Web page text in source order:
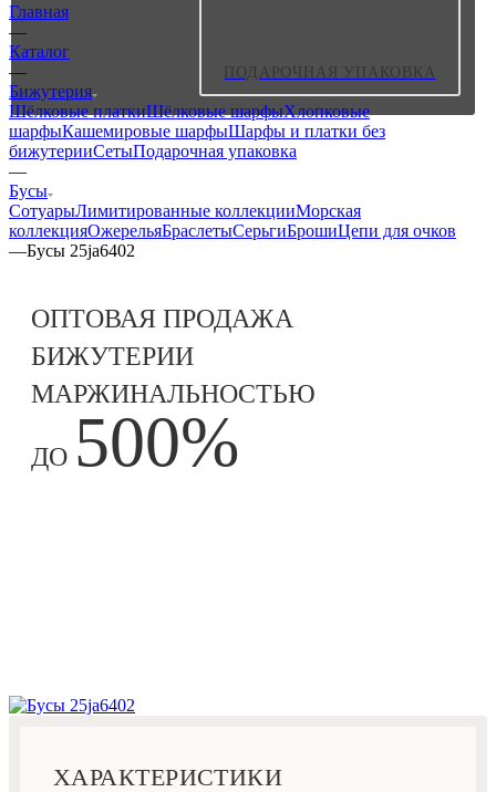
ПОДАРОЧНАЯ УПАКОВКА
Главная
—
Каталог
—
Бижутерия
Шёлковые платкиШёлковые шарфыХлопковые
шарфыКашемировые шарфыШарфы и платки без
бижутерииСетыПодарочная упаковка
—
Бусы
СотуарыЛимитированные коллекцииМорская
коллекцияОжерельяБраслетыСерьгиБрошиЦепи для очков
—Бусы 25ja6402
ОПТОВАЯ ПРОДАЖА
БИЖУТЕРИИ
МАРЖИНАЛЬНОСТЬЮ
ДО 500%
ХАРАКТЕРИСТИКИ